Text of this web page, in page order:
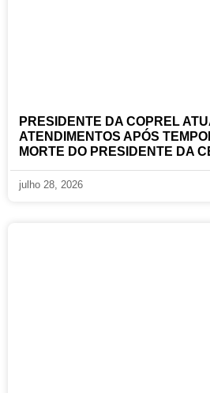
PRESIDENTE DA COPREL
ATENDIMENTOS APÓS
MORTE DO PRESIDENTE DA
julho 28, 2026